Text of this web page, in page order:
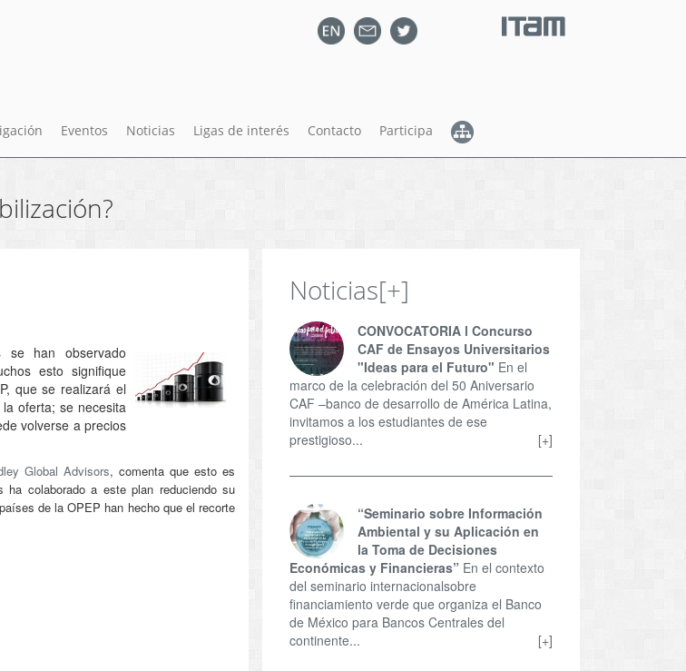
Eventos Noticias Ligas de interés Contacto Participa
se han observado
esto signifique
que se realizará el
oferta; se necesita
volverse a precios
Global Advisors, comenta que esto es
colaborado a este plan reduciendo su
de la OPEP han hecho que el recorte
Noticias[+]
CONVOCATORIA l Concurso
CAF de Ensayos Universitarios
"Ideas para el Futuro" En el
marco de la celebración del 50 Aniversario
CAF –banco de desarrollo de América Latina,
invitamos a los estudiantes de ese
prestigioso...
[+]
“Seminario sobre Información
Ambiental y su Aplicación en
la Toma de Decisiones
Económicas y Financieras” En el contexto
del seminario internacionalsobre
financiamiento verde que organiza el Banco
de México para Bancos Centrales del
continente...
[+]